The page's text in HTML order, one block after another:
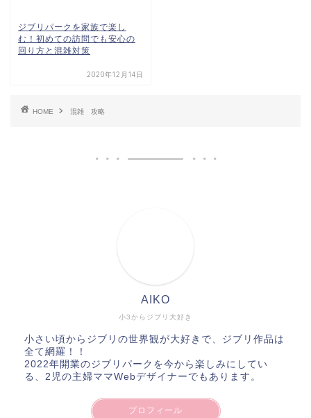
ジブリパークを家族で楽し
む！初めての訪問でも安心の
回り方と混雑対策
2020年12月14日
HOME 混雑 攻略
小3からジブリ大好き
AIKO
小さい頃からジブリの世界観が大好きで、ジブリ作品は
全て網羅！！
2022年開業のジブリパークを今から楽しみにしてい
る、2児の主婦ママWebデザイナーでもあります。
プロフィール